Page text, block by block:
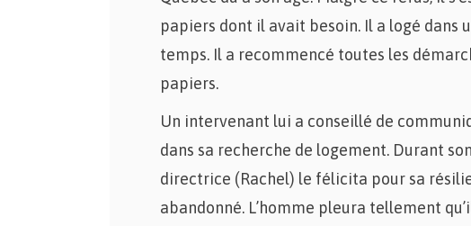
papiers dont il avait besoin. Il a logé dans
temps. Il a recommencé toutes les
papiers.
Un intervenant lui a conseillé de
dans sa recherche de logement. Durant
directrice (Rachel) le félicita pour sa
abandonné. L’homme pleura tellement